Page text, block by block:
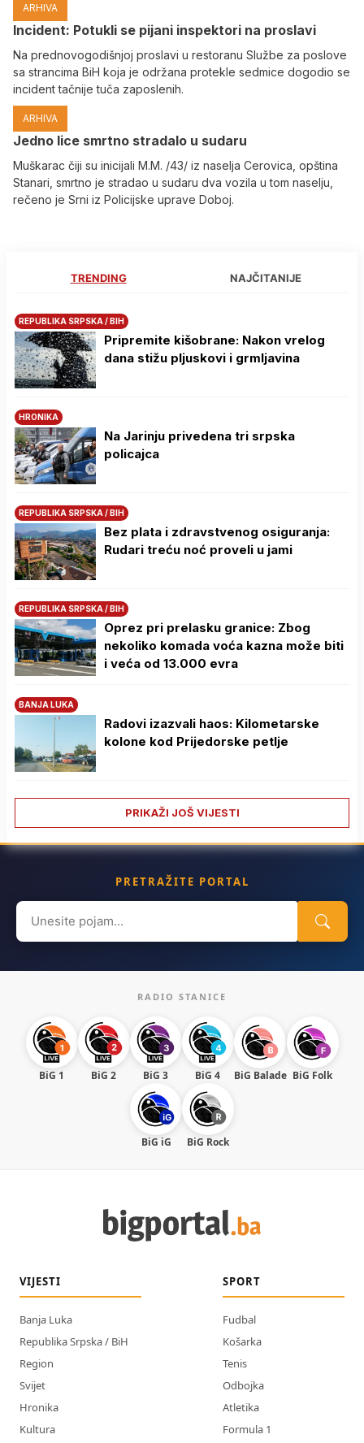
ARHIVA
Incident: Potukli se pijani inspektori na proslavi
Na prednovogodišnjoj proslavi u restoranu Službe za poslove
sa strancima BiH koja je održana protekle sedmice dogodio se
incident tačnije tuča zaposlenih.
ARHIVA
Јedno lice smrtno stradalo u sudaru
Muškarac čiji su inicijali M.M. /43/ iz naselja Cerovica, opština
Stanari, smrtno je stradao u sudaru dva vozila u tom naselju,
rečeno je Srni iz Policijske uprave Doboj.
TRENDING NAJČITANIJE
REPUBLIKA SRPSKA / BIH
Pripremite kišobrane: Nakon vrelog
dana stižu pljuskovi i grmljavina
HRONIKA
Na Јarinju privedena tri srpska
policajca
REPUBLIKA SRPSKA / BIH
Bez plata i zdravstvenog osiguranja:
Rudari treću noć proveli u jami
REPUBLIKA SRPSKA / BIH
Oprez pri prelasku granice: Zbog
nekoliko komada voća kazna može biti
i veća od 13.000 evra
BANJA LUKA
Radovi izazvali haos: Kilometarske
kolone kod Prijedorske petlje
PRIKAŽI JOŠ VIJESTI
PRETRAŽITE PORTAL
Search
for:
RADIO STANICE
BiG 1 BiG 2 BiG 3 BiG 4 BiG Balade BiG Folk
BiG iG BiG Rock
VIJESTI
Banja Luka
Republika Srpska / BiH
Region
Svijet
Hronika
Kultura
SPORT
Fudbal
Košarka
Tenis
Odbojka
Atletika
Formula 1